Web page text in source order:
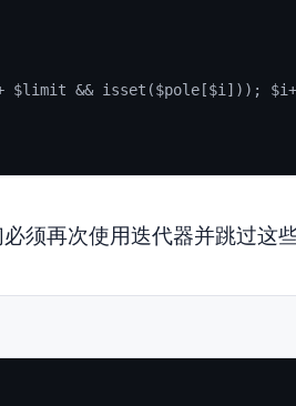
&& isset($pole[$i]));
须再次使用迭代器并跳过这些